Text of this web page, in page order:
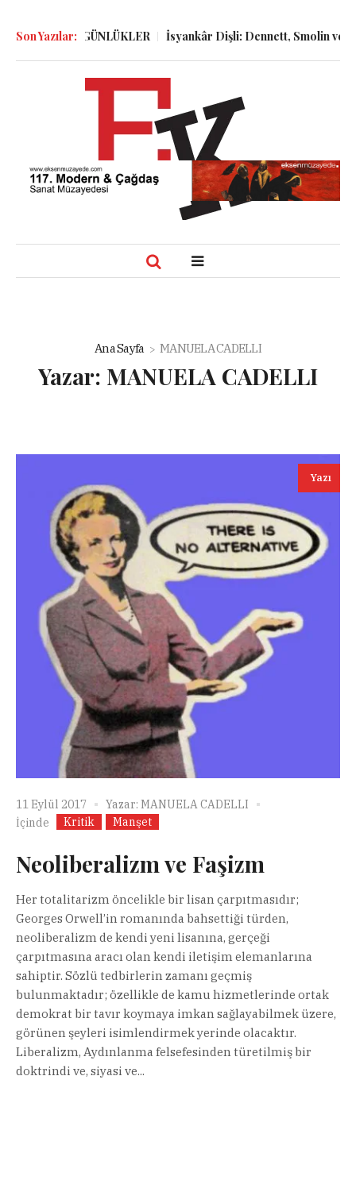
Son Yazılar:ve GÜNLÜKLER İsyankâr Dişli: Dennett, Smolin ve
Ana Sayfa MANUELA CADELLI
Yazar: MANUELA CADELLI
Yazı
11 Eylül 2017 Yazar: MANUELA CADELLI
İçinde
Kritik Manşet
Neoliberalizm ve Faşizm
Her totalitarizm öncelikle bir lisan çarpıtmasıdır;
Georges Orwell’in romanında bahsettiği türden,
neoliberalizm de kendi yeni lisanına, gerçeği
çarpıtmasına aracı olan kendi iletişim elemanlarına
sahiptir. Sözlü tedbirlerin zamanı geçmiş
bulunmaktadır; özellikle de kamu hizmetlerinde ortak
demokrat bir tavır koymaya imkan sağlayabilmek üzere,
görünen şeyleri isimlendirmek yerinde olacaktır.
Liberalizm, Aydınlanma felsefesinden türetilmiş bir
doktrindi ve, siyasi ve...